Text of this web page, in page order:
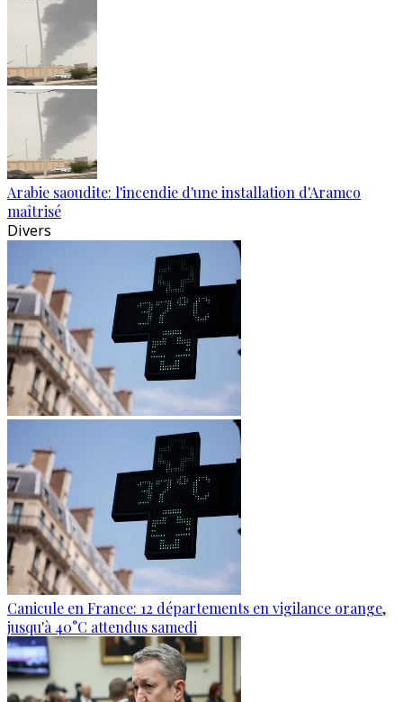
Arabie saoudite: l'incendie d'une installation d'Aramco
maîtrisé
Divers
Canicule en France: 12 départements en vigilance orange,
jusqu'à 40°C attendus samedi